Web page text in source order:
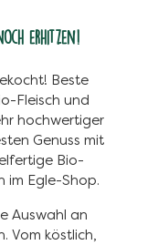
erhitzen!
Beste
Fleisch und
hochwertiger
Genuss mit
Bio-
im Egle-Shop.
Auswahl an
Vom köstlich,